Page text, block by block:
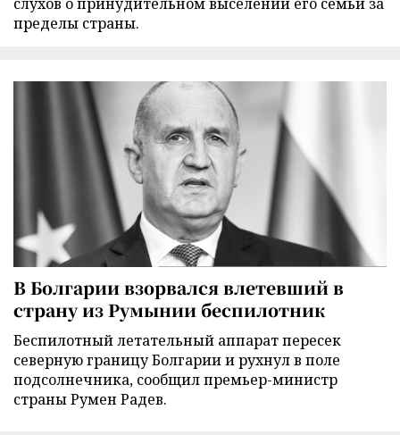
пределы страны.
В Болгарии взорвался влетевший в
страну из Румынии беспилотник
Беспилотный летательный аппарат пересек
северную границу Болгарии и рухнул в поле
подсолнечника, сообщил премьер-министр
страны Румен Радев.